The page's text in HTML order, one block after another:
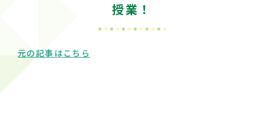
授業！
元の記事はこちら